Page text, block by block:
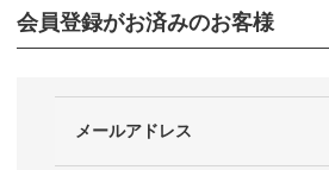
会員登録がお済みのお客様
メールアドレス